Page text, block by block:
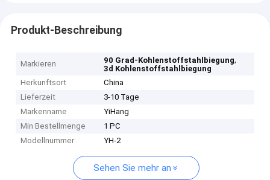
Produkt-Beschreibung
Markieren 90 Grad-Kohlenstoffstahlbiegung,
3d Kohlenstoffstahlbiegung
Herkunftsort
China
Lieferzeit
3-10 Tage
Markenname
YiHang
Min Bestellmenge
1 PC
Modellnummer
YH-2
Sehen Sie mehr an